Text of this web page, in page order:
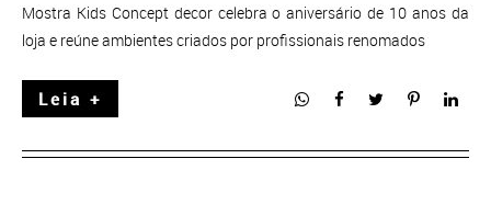
Mostra Kids Concept decor celebra o aniversário de 10 anos da
loja e reúne ambientes criados por profissionais renomados
Leia +